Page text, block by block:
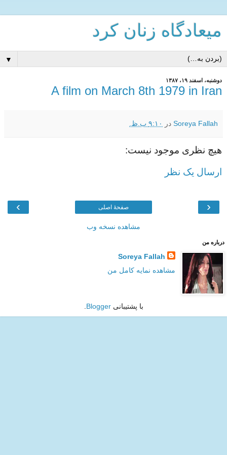
میعادگاه زنان كرد
▼
دوشنبه، اسفند ۱۹، ۱۳۸۷
A film on March 8th 1979 in Iran
Soreya Fallah در ۹:۱۰ ب.ظ.
هیچ نظری موجود نیست:
ارسال یک نظر
‹
› صفحهٔ اصلی
مشاهده نسخه وب
درباره من
Soreya Fallah
مشاهده نمایه کامل من
با پشتیبانیBlogger